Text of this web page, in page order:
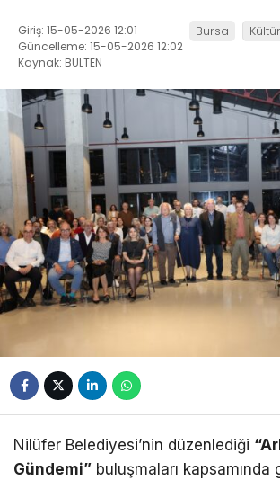
Giriş: 15-05-2026 12:01
Güncelleme: 15-05-2026 12:02
Kaynak: BULTEN
Bursa
Nilüfer Belediyesi’nin düzenlediği
Gündemi” buluşmaları